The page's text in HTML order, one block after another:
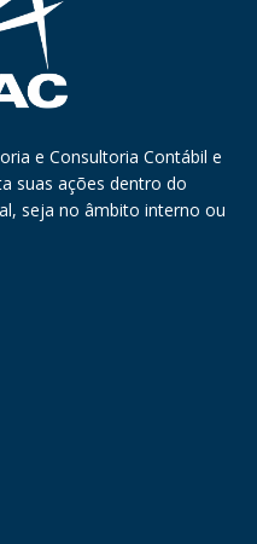
e Consultoria Contábil e
suas ações dentro do
seja no âmbito interno ou